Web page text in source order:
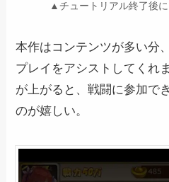
▲チュートリアル終了後
本作はコンテンツが多い分
プレイをアシストしてくれ
が上がると、戦闘に参加で
のが嬉しい。